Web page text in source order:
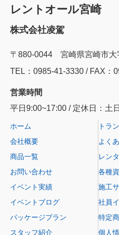
レントオール宮崎
株式会社凌駕
〒880-0044 宮崎県宮崎市大
TEL：0985‐41‐3330 / FAX：
営業時間
平日9:00~17:00 / 定休日：土
ホーム
会社概要
商品一覧
お問い合わせ
イベント実績
イベントブログ
パッケージプラン
スタッフ紹介
トラ
よく
レン
各種
施工
社員
特定
個人